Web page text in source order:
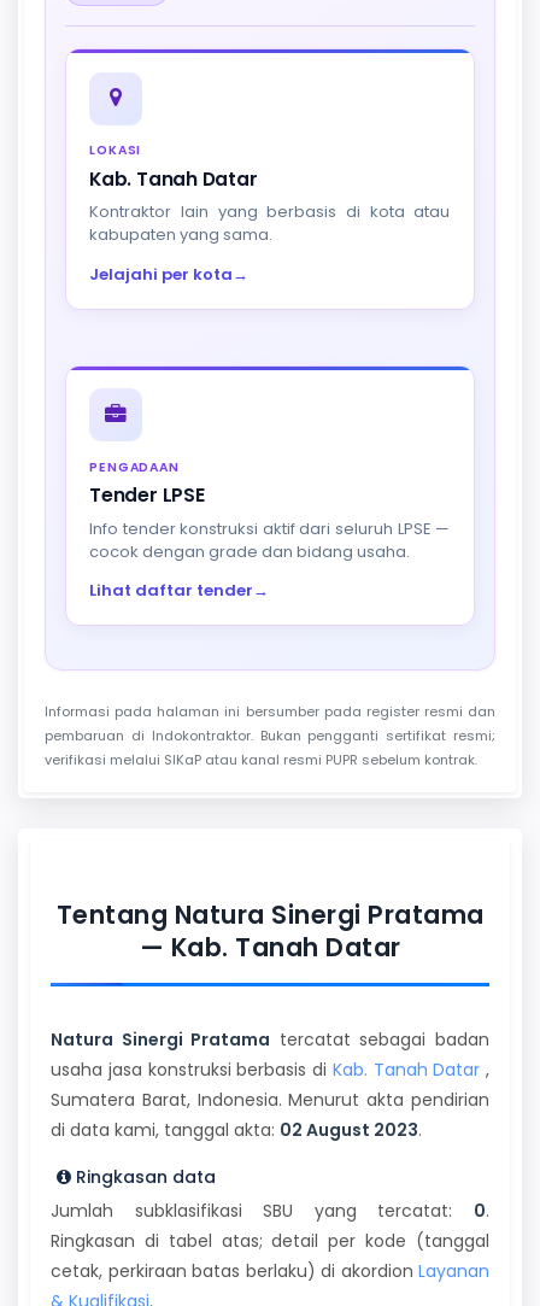
LOKASI
Kab. Tanah Datar
Kontraktor lain yang berbasis di kota atau
kabupaten yang sama.
Jelajahi per kota→
PENGADAAN
Tender LPSE
Info tender konstruksi aktif dari seluruh LPSE —
cocok dengan grade dan bidang usaha.
Lihat daftar tender→
Informasi pada halaman ini bersumber pada register resmi dan
pembaruan di Indokontraktor. Bukan pengganti sertifikat resmi;
verifikasi melalui SIKaP atau kanal resmi PUPR sebelum kontrak.
Tentang Natura Sinergi Pratama
— Kab. Tanah Datar
Natura Sinergi Pratama tercatat sebagai badan
usaha jasa konstruksi berbasis di Kab. Tanah Datar ,
Sumatera Barat, Indonesia. Menurut akta pendirian
di data kami, tanggal akta: 02 August 2023.
Ringkasan data
Jumlah subklasifikasi SBU yang tercatat: 0.
Ringkasan di tabel atas; detail per kode (tanggal
cetak, perkiraan batas berlaku) di akordion Layanan
& Kualifikasi.